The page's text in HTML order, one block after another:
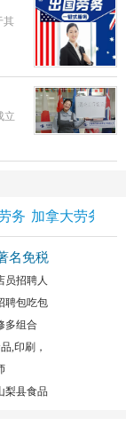
其
立
务 加拿大劳务
名免税
员招聘人
聘包吃包
多组合
,印刷，
梨县食品